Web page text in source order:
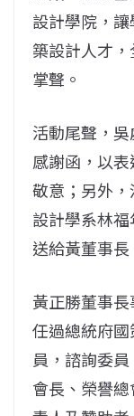
設計學院，
築設計人才
掌聲。
活動尾聲，
感謝函，以
敬意；另外
設計學系林
送給黃董事長
黃正勝董事
任過總統府
員，諮詢委
會長、榮譽